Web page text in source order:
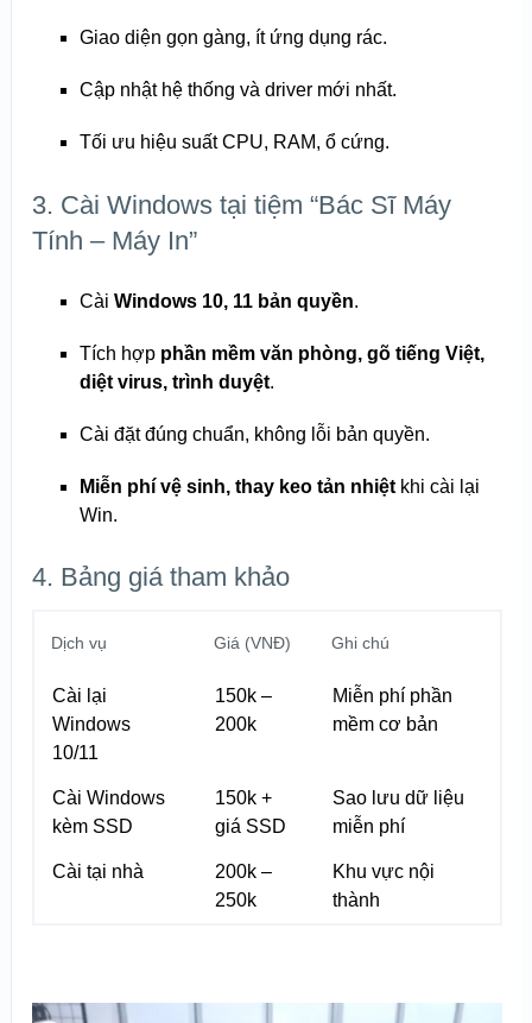
Giao diện gọn gàng, ít ứng dụng rác.
Cập nhật hệ thống và driver mới nhất.
Tối ưu hiệu suất CPU, RAM, ổ cứng.
3. Cài Windows tại tiệm “Bác Sĩ Máy
Tính – Máy In”
Cài Windows 10, 11 bản quyền.
Tích hợp phần mềm văn phòng, gõ tiếng Việt,
diệt virus, trình duyệt.
Cài đặt đúng chuẩn, không lỗi bản quyền.
Miễn phí vệ sinh, thay keo tản nhiệtkhi cài lại
Win.
4. Bảng giá tham khảo
Dịch vụ Giá (VNĐ) Ghi chú
Cài lại
Windows
10/11
150k –
200k
Miễn phí phần
mềm cơ bản
Cài Windows
kèm SSD
150k +
giá SSD
Sao lưu dữ liệu
miễn phí
Cài tại nhà
200k –
250k
Khu vực nội
thành